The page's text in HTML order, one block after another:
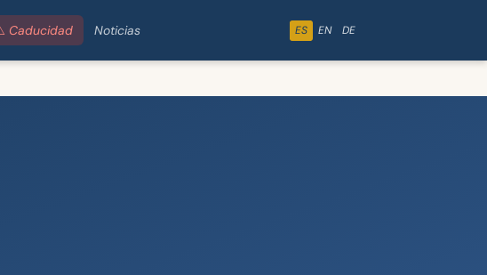
Caducidad Noticias ES EN DE